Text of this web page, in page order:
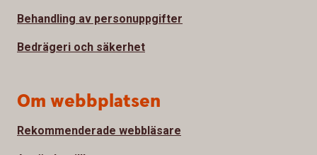
Behandling av personuppgifter
Bedrägeri och säkerhet
Om webbplatsen
Rekommenderade webbläsare